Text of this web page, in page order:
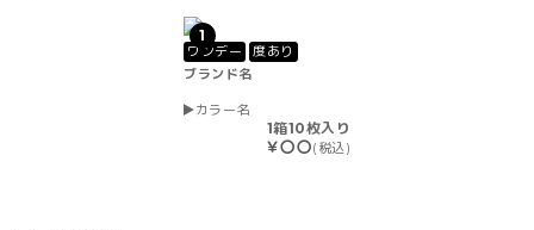
1
ワンデー
度あり
ブランド名
カラー名
1箱10枚入り
￥〇〇(税込)